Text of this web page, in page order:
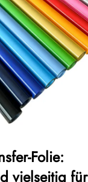
Folie:
vielseitig für